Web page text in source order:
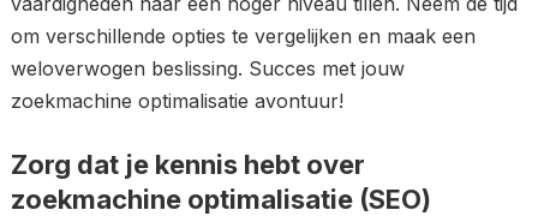
om verschillende opties te vergelijken en maak een
weloverwogen beslissing. Succes met jouw
zoekmachine optimalisatie avontuur!
Zorg dat je kennis hebt over
zoekmachine optimalisatie (SEO)